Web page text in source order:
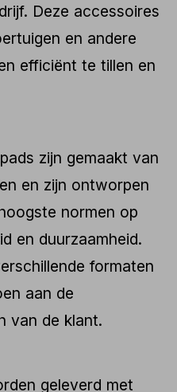
Deze accessoires
en andere
efficiënt te tillen en
zijn gemaakt van
en zijn ontworpen
normen op
en duurzaamheid.
formaten
aan de
van de klant.
geleverd met